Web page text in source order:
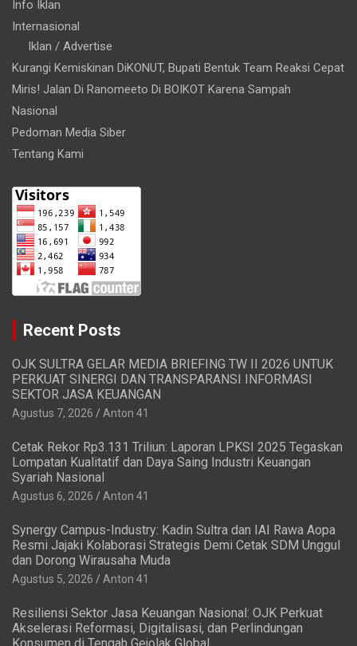
Info Iklan
Internasional
Iklan / Advertise
Kurangi Kemiskinan DiKONUT, Bupati Bentuk Team Reaksi Cepat
Miris! Jalan Di Ranomeeto Di BOIKOT Karena Sampah
Nasional
Pedoman Media Siber
Tentang Kami
Recent Posts
OJK SULTRA GELAR MEDIA BRIEFING TW II 2026 UNTUK
PERKUAT SINERGI DAN TRANSPARANSI INFORMASI
SEKTOR JASA KEUANGAN
Agustus 7, 2026 Anton 41
Cetak Rekor Rp3.131 Triliun: Laporan LPKSI 2025 Tegaskan
Lompatan Kualitatif dan Daya Saing Industri Keuangan
Syariah Nasional
Agustus 6, 2026 Anton 41
Synergy Campus-Industry: Kadin Sultra dan IAI Rawa Aopa
Resmi Jajaki Kolaborasi Strategis Demi Cetak SDM Unggul
dan Dorong Wirausaha Muda
Agustus 5, 2026 Anton 41
Resiliensi Sektor Jasa Keuangan Nasional: OJK Perkuat
Akselerasi Reformasi, Digitalisasi, dan Perlindungan
Konsumen di Tengah Gejolak Global